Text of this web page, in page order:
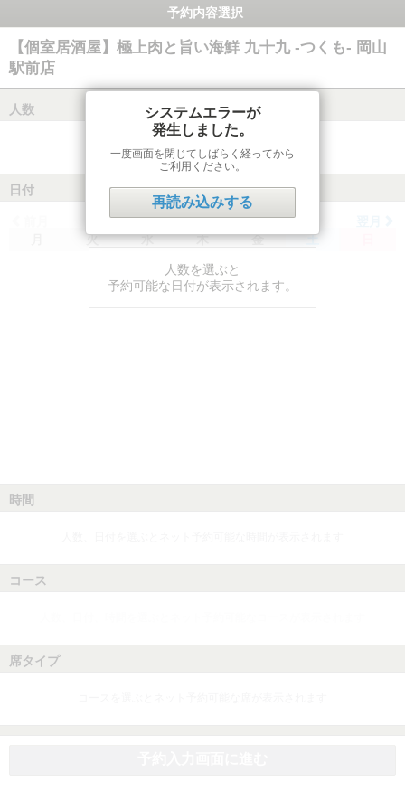
予約内容選択
【個室居酒屋】極上肉と旨い海鮮 九十九 -つくも- 岡山
駅前店
人数
日付
火 水 木 金 土
人数を選ぶと
予約可能な日付が表示されます。
時間
コース
席タイプ
システムエラーが
発生しました。
一度画面を閉じてしばらく経ってから
ご利用ください。
再読み込みする